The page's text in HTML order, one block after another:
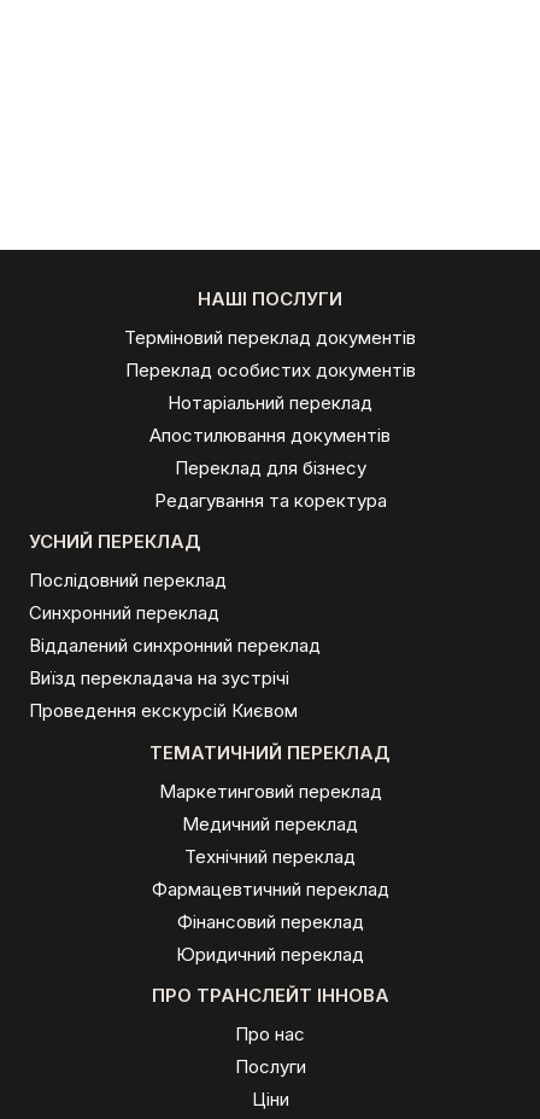
НАШІ ПОСЛУГИ
Терміновий переклад документів
Переклад особистих документів
Нотаріальний переклад
Апостилювання документів
Переклад для бізнесу
Редагування та коректура
УСНИЙ ПЕРЕКЛАД
Послідовний переклад
Синхронний переклад
Віддалений синхронний переклад
Виїзд перекладача на зустрічі
Проведення екскурсій Києвом
ТЕМАТИЧНИЙ ПЕРЕКЛАД
Маркетинговий переклад
Медичний переклад
Технічний переклад
Фармацевтичний переклад
Фінансовий переклад
Юридичний переклад
ПРО ТРАНСЛЕЙТ ІННОВА
Про нас
Послуги
Ціни